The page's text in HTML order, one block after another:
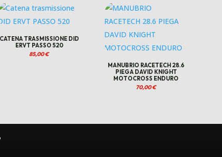
CATENA TRASMISSIONE DID
ERVT PASSO 520
85,00€
MANUBRIO RACETECH 28.6
PIEGA DAVID KNIGHT
MOTOCROSS ENDURO
70,00€